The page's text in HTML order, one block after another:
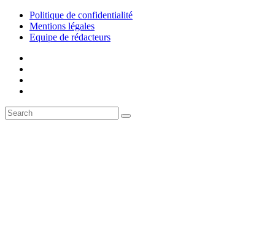
Politique de confidentialité
Mentions légales
Equipe de rédacteurs